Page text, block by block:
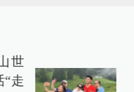
世
“走